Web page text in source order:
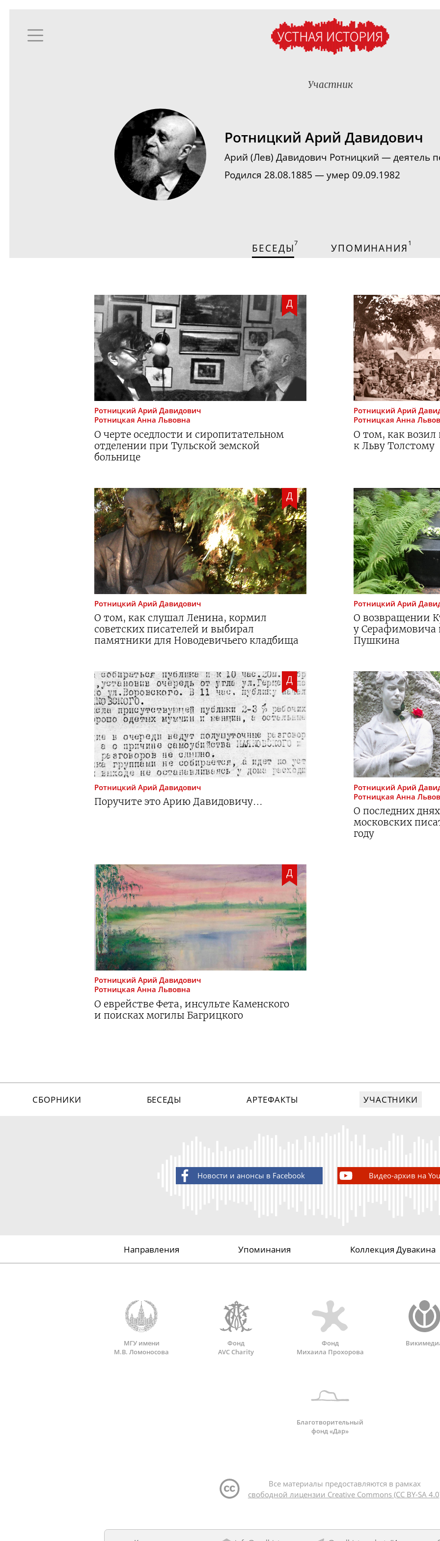
Участник
Ротницкий Арий Давидович
Арий (Лев) Давидович Ротницкий — деятель
Родился 28.08.1885 — умер 09.09.1982
БЕСЕДЫ7 УПОМИНАНИЯ 1
Д
Ротницкий Арий Давидович
Ротницкая Анна Львовна
О черте оседлости и сиропитательном
отделении при Тульской земской
больнице
Ротницкий Арий
Ротницкая Анна
О том, как возил
к Льву Толстому
Д
Ротницкий Арий Давидович
О том, как слушал Ленина, кормил
советских писателей и выбирал
памятники для Новодевичьего кладбища
Ротницкий Арий
О возвращении
у
Пушкина
Д
Ротницкий Арий Давидович
Поручите это Арию Давидовичу…
Ротницкий Арий
Ротницкая Анна
О последних
московских
году
Д
Ротницкий Арий Давидович
Ротницкая Анна Львовна
О еврействе Фета, инсульте Каменского
и поисках могилы Багрицкого
СБОРНИКИ БЕСЕДЫ АРТЕФАКТЫ УЧАСТНИКИ
Новости и анонсы в Facebook Видео-архив на
Направления Упоминания Коллекция Дувакина
МГУ имени
М.В. Ломоносова
Фонд
AVC Charity
Фонд
Михаила Прохорова
Благотворительный
фонд «Дар»
Все материалы предоставляются в рамках
свободной лицензии Creative Commons (CC BY-SA